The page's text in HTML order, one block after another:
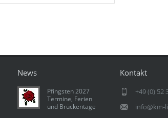
News
Pfingsten 2027
Termine, Ferien
und Brückentage
Kontakt
+49 (0) 52
info@km-